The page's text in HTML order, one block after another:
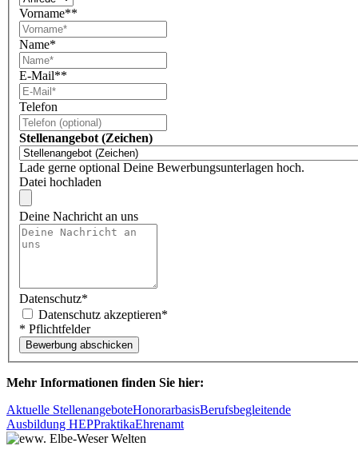
Vorname**
Name*
E-Mail**
Telefon
Stellenangebot (Zeichen)
Lade gerne optional Deine Bewerbungsunterlagen hoch.
Datei hochladen
Deine Nachricht an uns
Datenschutz*
Datenschutz akzeptieren*
* Pflichtfelder
Mehr Informationen finden Sie hier:
Aktuelle StellenangeboteHonorarbasisBerufsbegleitende
Ausbildung HEPPraktikaEhrenamt